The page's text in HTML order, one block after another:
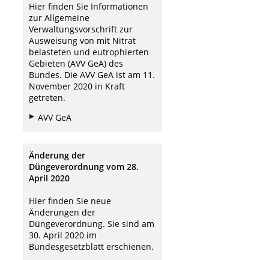
Hier finden Sie Informationen
zur Allgemeine
Verwaltungsvorschrift zur
Ausweisung von mit Nitrat
belasteten und eutrophierten
Gebieten (AVV GeA) des
Bundes. Die AVV GeA ist am 11.
November 2020 in Kraft
getreten.
AVV GeA
Änderung der
Düngeverordnung vom 28.
April 2020
Hier finden Sie neue
Änderungen der
Düngeverordnung. Sie sind am
30. April 2020 im
Bundesgesetzblatt erschienen.